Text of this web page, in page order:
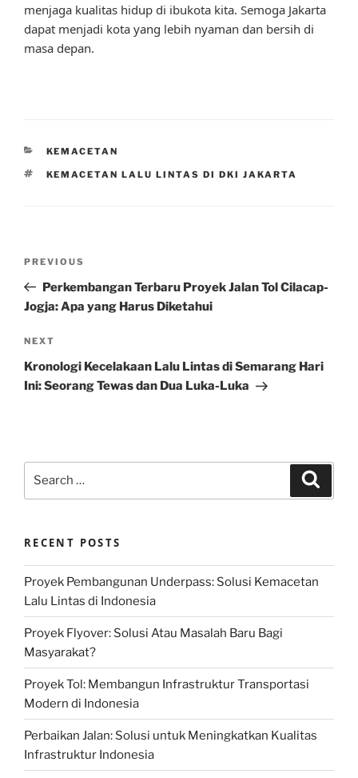
menjaga kualitas hidup di ibukota kita. Semoga Jakarta
dapat menjadi kota yang lebih nyaman dan bersih di
masa depan.
CATEGORIES
KEMACETAN
TAGS
KEMACETAN LALU LINTAS DI DKI JAKARTA
Previous
Post
PREVIOUS
Perkembangan Terbaru Proyek Jalan Tol Cilacap-
Jogja: Apa yang Harus Diketahui
Next
Post
NEXT
Kronologi Kecelakaan Lalu Lintas di Semarang Hari
Ini: Seorang Tewas dan Dua Luka-Luka
RECENT POSTS
Proyek Pembangunan Underpass: Solusi Kemacetan
Lalu Lintas di Indonesia
Proyek Flyover: Solusi Atau Masalah Baru Bagi
Masyarakat?
Proyek Tol: Membangun Infrastruktur Transportasi
Modern di Indonesia
Perbaikan Jalan: Solusi untuk Meningkatkan Kualitas
Infrastruktur Indonesia